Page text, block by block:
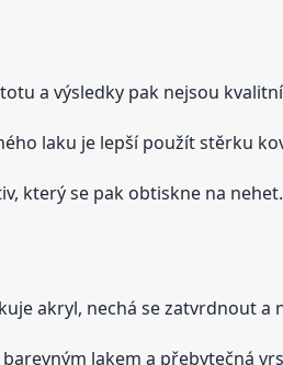
a výsledky pak nejsou
laku je lepší použít stěrku
který se pak obtiskne na nehet.
akryl, nechá se zatvrdnout
lakem a přebytečná